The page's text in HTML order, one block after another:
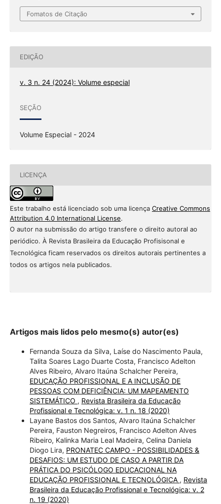
Fomatos de Citação
EDIÇÃO
v. 3 n. 24 (2024): Volume especial
SEÇÃO
Volume Especial - 2024
LICENÇA
Este trabalho está licenciado sob uma licença Creative Commons
Attribution 4.0 International License.
O autor na submissão do artigo transfere o direito autoral ao
periódico. À Revista Brasileira da Educação Profisisonal e
Tecnológica ficam reservados os direitos autorais pertinentes a
todos os artigos nela publicados.
Artigos mais lidos pelo mesmo(s) autor(es)
Fernanda Souza da Silva, Laíse do Nascimento Paula,
Talita Soares Lago Duarte Costa, Francisco Adelton
Alves Ribeiro, Alvaro Itaúna Schalcher Pereira,
EDUCAÇÃO PROFISSIONAL E A INCLUSÃO DE
PESSOAS COM DEFICIÊNCIA: UM MAPEAMENTO
SISTEMÁTICO , Revista Brasileira da Educação
Profissional e Tecnológica: v. 1 n. 18 (2020)
Layane Bastos dos Santos, Alvaro Itaúna Schalcher
Pereira, Fauston Negreiros, Francisco Adelton Alves
Ribeiro, Kalinka Maria Leal Madeira, Celina Daniela
Diogo Lira, PRONATEC CAMPO - POSSIBILIDADES &
DESAFIOS: UM ESTUDO DE CASO A PARTIR DA
PRÁTICA DO PSICÓLOGO EDUCACIONAL NA
EDUCAÇÃO PROFISSIONAL E TECNOLÓGICA , Revista
Brasileira da Educação Profissional e Tecnológica: v. 2
n. 19 (2020)